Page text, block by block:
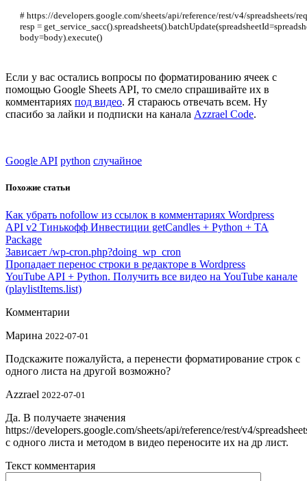
# https://developers.google.com/sheets/api/reference/rest/v4/spreadsheets/
resp = get_service_sacc().spreadsheets().batchUpdate(spreadsheetId=
body=body).execute()
Если у вас остались вопросы по форматированию ячеек с
помощью Google Sheets API, то смело спрашивайте их в
комментариях под видео. Я стараюсь отвечать всем. Ну
спасибо за лайки и подписки на канала Azzrael Code.
Google API python случайное
Похожие статьи
Как убрать nofollow из ссылок в комментариях Wordpress
API v2 Тинькофф Инвестиции getCandles + Python + TA
Package
Зависает /wp-cron.php?doing_wp_cron
Пропадает перенос строки в редакторе в Wordpress
YouTube API + Python. Получить все видео на YouTube канале
(playlistItems.list)
Комментарии
Марина 2022-07-01
Подскажите пожалуйста, а перенести форматирование строк с
одного листа на другой возможно?
Azzrael 2022-07-01
Да. В получаете значения
https://developers.google.com/sheets/api/reference/rest/v4/
с одного листа и методом в видео переносите их на др лист.
Текст комментария